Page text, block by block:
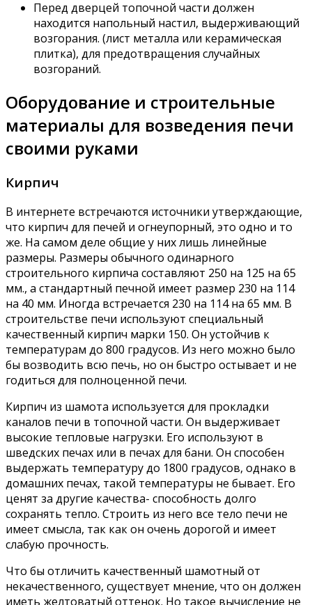
Перед дверцей топочной части должен
находится напольный настил, выдерживающий
возгорания. (лист металла или керамическая
плитка), для предотвращения случайных
возгораний.
Оборудование и строительные
материалы для возведения печи
своими руками
Кирпич
В интернете встречаются источники утверждающие,
что кирпич для печей и огнеупорный, это одно и то
же. На самом деле общие у них лишь линейные
размеры. Размеры обычного одинарного
строительного кирпича составляют 250 на 125 на 65
мм., а стандартный печной имеет размер 230 на 114
на 40 мм. Иногда встречается 230 на 114 на 65 мм. В
строительстве печи используют специальный
качественный кирпич марки 150. Он устойчив к
температурам до 800 градусов. Из него можно было
бы возводить всю печь, но он быстро остывает и не
годиться для полноценной печи.
Кирпич из шамота используется для прокладки
каналов печи в топочной части. Он выдерживает
высокие тепловые нагрузки. Его используют в
шведских печах или в печах для бани. Он способен
выдержать температуру до 1800 градусов, однако в
домашних печах, такой температуры не бывает. Его
ценят за другие качества- способность долго
сохранять тепло. Строить из него все тело печи не
имеет смысла, так как он очень дорогой и имеет
слабую прочность.
Что бы отличить качественный шамотный от
некачественного, существует мнение, что он должен
иметь желтоватый оттенок. Но такое вычисление не